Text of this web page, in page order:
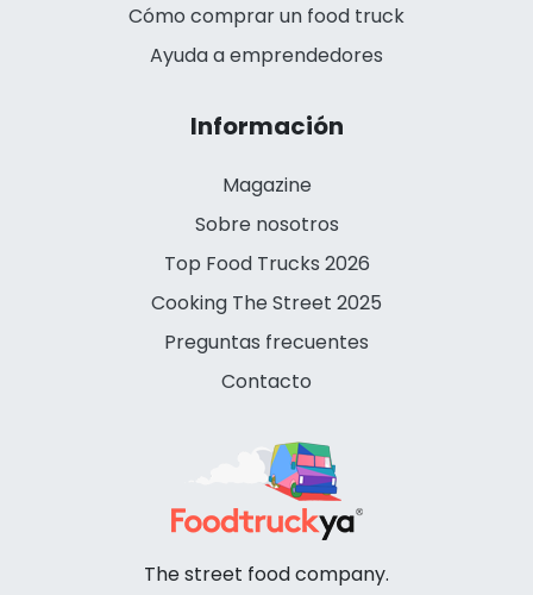
Cómo comprar un food truck
Ayuda a emprendedores
Información
Magazine
Sobre nosotros
Top Food Trucks 2026
Cooking The Street 2025
Preguntas frecuentes
Contacto
The street food company.